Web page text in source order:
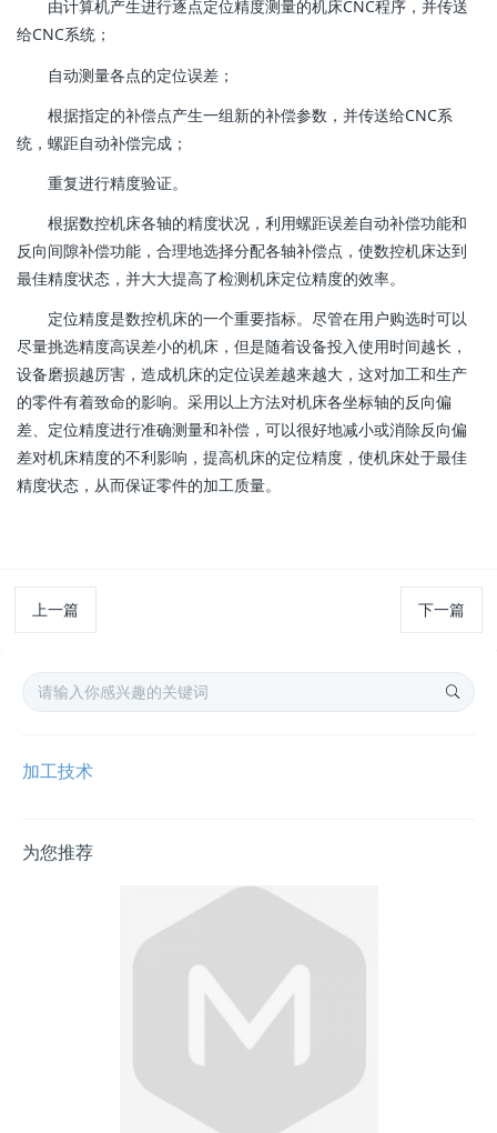
由计算机产生进行逐点定位精度测量的机床CNC程序，并传送
给CNC系统；
自动测量各点的定位误差；
根据指定的补偿点产生一组新的补偿参数，并传送给CNC系
统，螺距自动补偿完成；
重复进行精度验证。
根据数控机床各轴的精度状况，利用螺距误差自动补偿功能和
反向间隙补偿功能，合理地选择分配各轴补偿点，使数控机床达到
最佳精度状态，并大大提高了检测机床定位精度的效率。
定位精度是数控机床的一个重要指标。尽管在用户购选时可以
尽量挑选精度高误差小的机床，但是随着设备投入使用时间越长，
设备磨损越厉害，造成机床的定位误差越来越大，这对加工和生产
的零件有着致命的影响。采用以上方法对机床各坐标轴的反向偏
差、定位精度进行准确测量和补偿，可以很好地减小或消除反向偏
差对机床精度的不利影响，提高机床的定位精度，使机床处于最佳
精度状态，从而保证零件的加工质量。
上一篇 下一篇
加工技术
为您推荐